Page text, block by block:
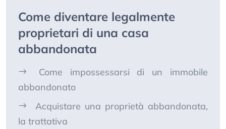
Come diventare legalmente
proprietari di una casa
abbandonata
Come impossessarsi di un immobile
abbandonato
Acquistare una proprietà abbandonata,
la trattativa